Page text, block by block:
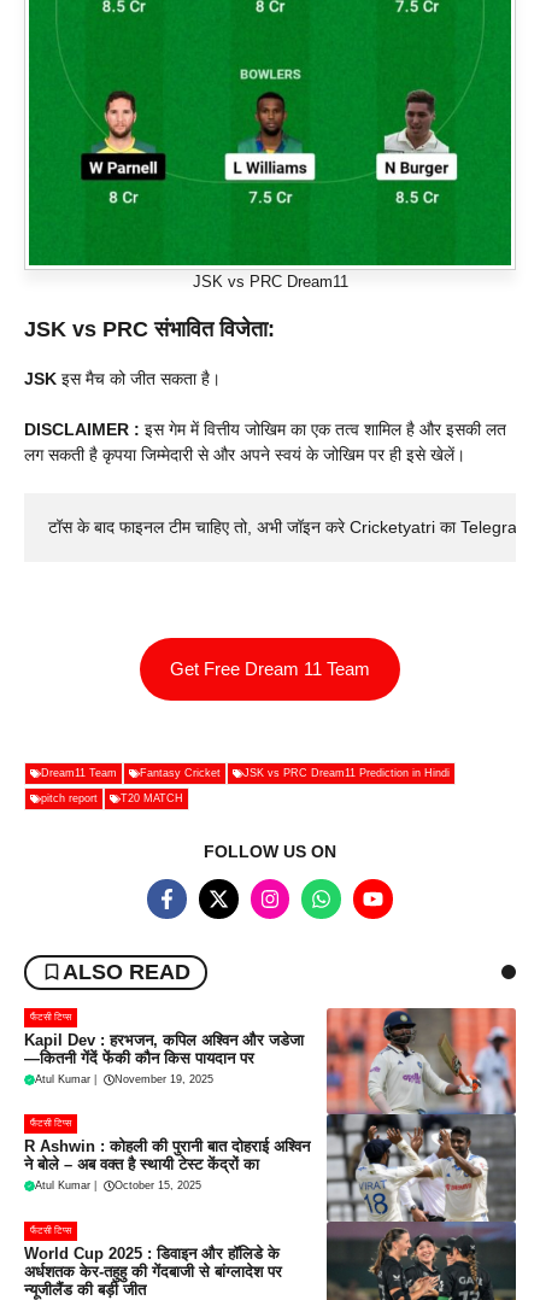
JSK vs PRC Dream11
JSK vs PRC संभावित विजेता:
JSK इस मैच को जीत सकता है।
DISCLAIMER : इस गेम में वित्तीय जोखिम का एक तत्व शामिल है और इसकी लत
लग सकती है कृपया जिम्मेदारी से और अपने स्वयं के जोखिम पर ही इसे खेलें।
टॉस के बाद फाइनल टीम चाहिए तो, अभी जॉइन करे Cricketyatri का
Get Free Dream 11 Team
Dream11 Team Fantasy Cricket JSK vs PRC Dream11 Prediction in Hindi
pitch report T20 MATCH
FOLLOW US ON
ALSO READ
फैंटसी टिप्स
Kapil Dev : हरभजन, कपिल अश्विन और जडेजा
—कितनी गेंदें फेंकी कौन किस पायदान पर
Atul Kumar November 19, 2025
फैंटसी टिप्स
R Ashwin : कोहली की पुरानी बात दोहराई अश्विन
ने बोले – अब वक्त है स्थायी टेस्ट केंद्रों का
Atul Kumar October 15, 2025
फैंटसी टिप्स
World Cup 2025 : डिवाइन और हॉलिडे के
अर्धशतक केर-तहुहु की गेंदबाजी से बांग्लादेश पर
न्यूजीलैंड की बड़ी जीत